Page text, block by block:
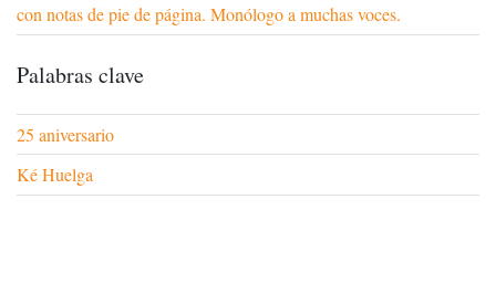
con notas de pie de página. Monólogo a muchas voces.
Palabras clave
25 aniversario
Ké Huelga